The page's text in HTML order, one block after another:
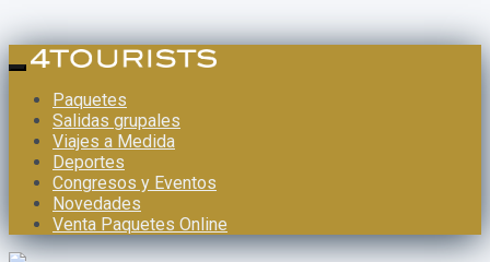
Paquetes
Salidas grupales
Viajes a Medida
Deportes
Congresos y Eventos
Novedades
Venta Paquetes Online